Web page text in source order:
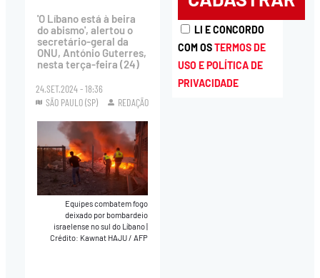
'O Líbano está à beira
do abismo', alertou o
secretário-geral da
ONU, António Guterres,
nesta terça-feira (24)
24.SET.2024 - 18:36
SÃO PAULO (SP)
REDAÇÃO
Equipes combatem fogo
deixado por bombardeio
israelense no sul do Líbano|
Crédito: Kawnat HAJU / AFP
LI E CONCORDO
COM OSTERMOS DE
USO E POLÍTICA DE
PRIVACIDADE